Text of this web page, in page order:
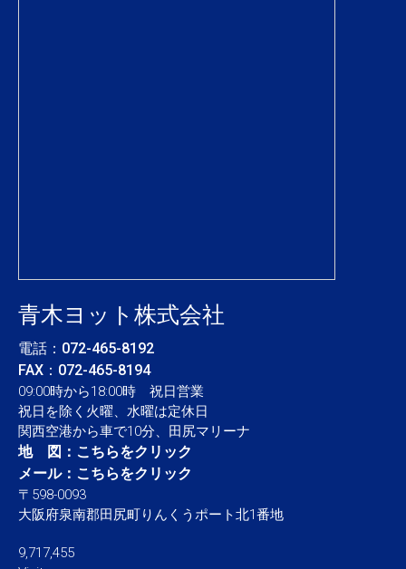
青木ヨット株式会社
電話： 072-465-8192
FAX：072-465-8194
09:00時から18:00時 祝日営業
祝日を除く火曜、水曜は定休日
関西空港から車で10分、田尻マリーナ
地 図： こちらをクリック
メール： こちらをクリック
〒598-0093
大阪府泉南郡田尻町りんくうポート北1番地
9,717,455